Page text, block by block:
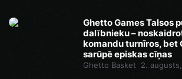
Ghetto Games Talsos
dalībnieku –
komandu turnīros, bet
sarūpē episkas cīņas
Ghetto Basket 2.